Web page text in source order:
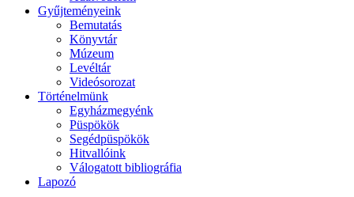
Gyűjteményeink
Bemutatás
Könyvtár
Múzeum
Levéltár
Videósorozat
Történelmünk
Egyházmegyénk
Püspökök
Segédpüspökök
Hitvallóink
Válogatott bibliográfia
Lapozó